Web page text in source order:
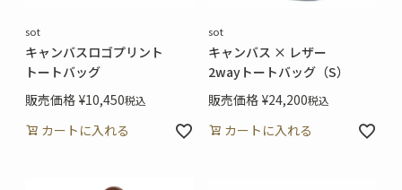
sot
キャンバスロゴプリント
トートバッグ
販売価格 ¥10,450税込
カートに入れる
sot
キャンバス × レザー
2wayトートバッグ（S）
販売価格 ¥24,200税込
カートに入れる